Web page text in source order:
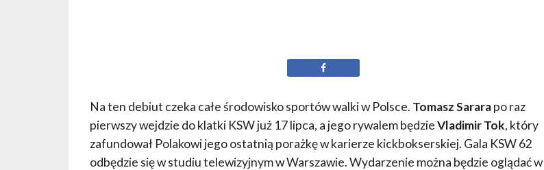
Na ten debiut czeka całe środowisko sportów walki w Polsce. Tomasz Sararapo raz
pierwszy wejdzie do klatki KSW już 17 lipca, a jego rywalem będzieVladimir Tok, który
zafundował Polakowi jego ostatnią porażkę w karierze kickbokserskiej. Gala KSW 62
odbędzie się w studiu telewizyjnym w Warszawie. Wydarzenie można będzie oglądać w